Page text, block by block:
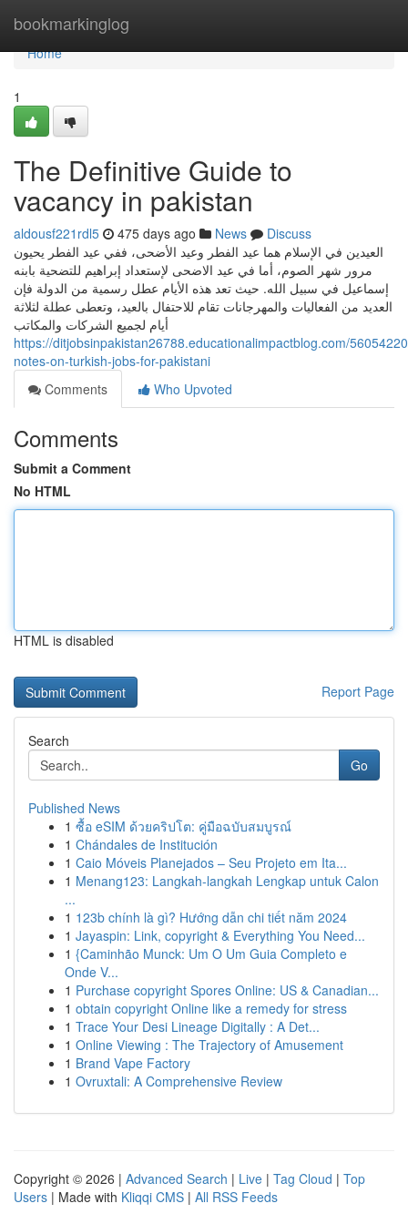
bookmarkinglog
Home
Home
1
The Definitive Guide to
vacancy in pakistan
aldousf221rdl5 475 days ago News
Discuss
العيدين في الإسلام هما عيد الفطر وعيد الأضحى، ففي عيد الفطر يحيون
مرور شهر الصوم، أما في عيد الاضحى لإستعداد إبراهيم للتضحية بابنه
إسماعيل في سبيل الله. حيث تعد هذه الأيام عطل رسمية من الدولة فإن
العديد من الفعاليات والمهرجانات تقام للاحتفال بالعيد، وتعطى عطلة لثلاثة
أيام لجميع الشركات والمكاتب
https://ditjobsinpakistan26788.educationalimpactblog.com/
notes-on-turkish-jobs-for-pakistani
Comments
Who Upvoted
Comments
Submit a Comment
No HTML
HTML is disabled
Report Page
Search
Go
Published News
1 ซื้อ eSIM ด้วยคริปโต: คู่มือฉบับสมบูรณ์
1 Chándales de Institución
1 Caio Móveis Planejados – Seu Projeto em Ita...
1 Menang123: Langkah-langkah Lengkap untuk Calon
...
1 123b chính là gì? Hướng dẫn chi tiết năm 2024
1 Jayaspin: Link, copyright & Everything You Need...
1 {Caminhão Munck: Um O Um Guia Completo e
Onde V...
1 Purchase copyright Spores Online: US & Canadian...
1 obtain copyright Online like a remedy for stress
1 Trace Your Desi Lineage Digitally : A Det...
1 Online Viewing : The Trajectory of Amusement
1 Brand Vape Factory
1 Ovruxtali: A Comprehensive Review
Copyright © 2026 | Advanced Search | Live | Tag Cloud | Top
Users | Made with Kliqqi CMS | All RSS Feeds